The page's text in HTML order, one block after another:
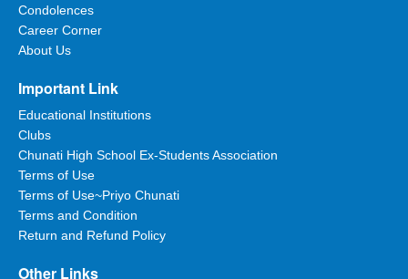
Condolences
Career Corner
About Us
Important Link
Educational Institutions
Clubs
Chunati High School Ex-Students Association
Terms of Use
Terms of Use~Priyo Chunati
Terms and Condition
Return and Refund Policy
Other Links